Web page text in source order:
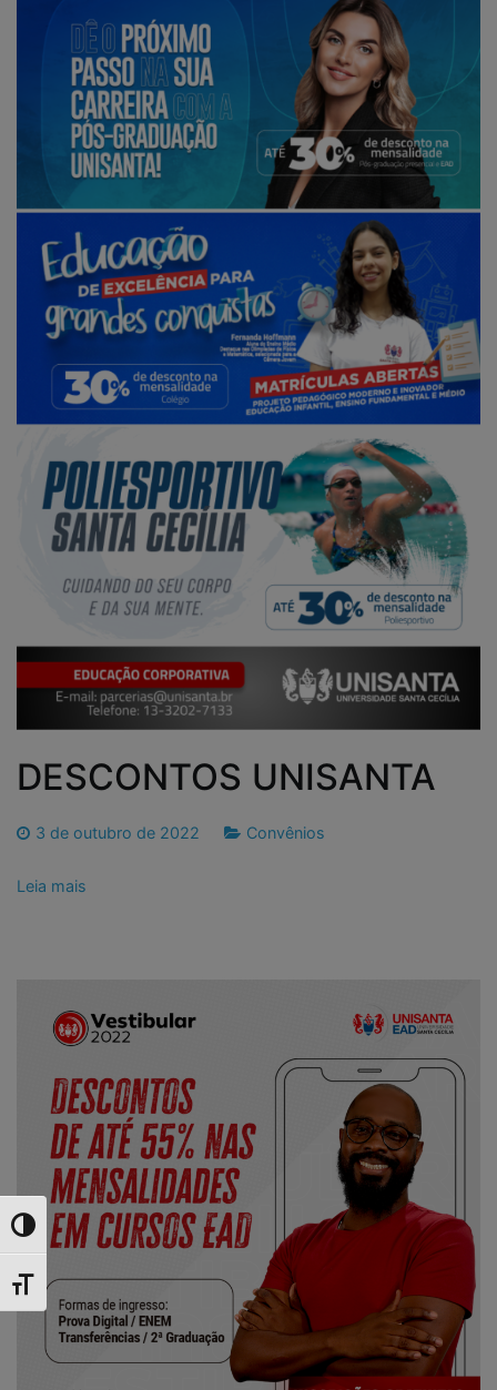
Toggle High Contrast
Toggle Font size
DESCONTOS UNISANTA
3 de outubro de 2022 Convênios
Leia mais